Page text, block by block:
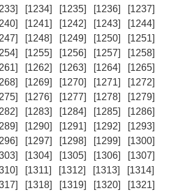
[1234] [1235] [1236]
[1237]
[1241] [1242] [1243]
[1244]
[1248] [1249] [1250]
[1251]
[1255] [1256] [1257]
[1258]
[1262] [1263] [1264]
[1265]
[1269] [1270] [1271]
[1272]
[1276] [1277] [1278]
[1279]
[1283] [1284] [1285]
[1286]
[1290] [1291] [1292]
[1293]
[1297] [1298] [1299]
[1300]
[1304] [1305] [1306]
[1307]
[1311] [1312] [1313]
[1314]
[1318] [1319] [1320]
[1321]